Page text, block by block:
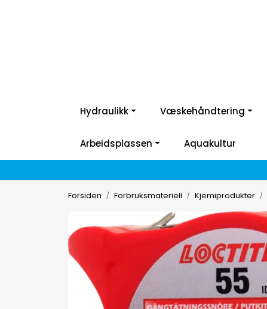
Hydraulikk Væskehåndtering
Arbeidsplassen Aquakultur
Forsiden Forbruksmateriell Kjemiprodukter